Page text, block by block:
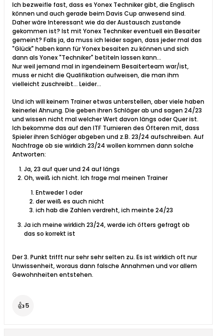
Ich bezweifle fast, dass es Yonex Techniker gibt, die Englisch
können und auch gerade beim Davis Cup anwesend sind.
Daher wäre Interessant wie da der Austausch zustande
gekommen ist? Ist mit Yonex Techniker eventuell ein Besaiter
gemeint? Falls ja, da muss ich leider sagen, dass jeder mal das
"Glück" haben kann für Yonex besaiten zu können und sich
dann als Yonex "Techniker" betiteln lassen kann...
Nur weil jemand mal in irgendeinem Besaiterteam war/ist,
muss er nicht die Qualifikation aufweisen, die man ihm
vielleicht zuschreibt... Leider...
Und ich will keinem Trainer etwas unterstellen, aber viele haben
keinerlei Ahnung. Die geben ihren Schläger ab und sagen 24/23
und wissen nicht mal welcher Wert davon längs oder Quer ist.
Ich bekomme das auf den ITF Turnieren des Öfteren mit, dass
Spieler ihren Schläger abgeben und z.B. 23/24 aufschreiben. Auf
Nachfrage ob sie wirklich 23/24 wollen kommen dann solche
Antworten:
Ja, 23 auf quer und 24 auf längs
Oh, weiß ich nicht. Ich frage mal meinen Trainer
Entweder 1 oder
der weiß es auch nicht
ich hab die Zahlen verdreht, ich meinte 24/23
Ja ich meine wirklich 23/24, werde ich öfters gefragt ob
das so korrekt ist
Der 3. Punkt trifft nur sehr sehr selten zu. Es ist wirklich oft nur
Unwissenheit, woraus dann falsche Annahmen und vor allem
Gewohnheiten entstehen.
👍5